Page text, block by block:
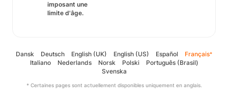
imposant une
limite d'âge.
Dansk Deutsch English (UK) English (US) Español Français*
Italiano Nederlands Norsk Polski
Português (Brasil)
Svenska
* Certaines pages sont actuellement disponibles uniquement en anglais.